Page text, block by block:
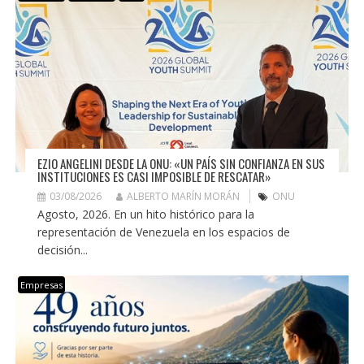
EZIO ANGELINI DESDE LA ONU: «UN PAÍS SIN CONFIANZA EN SUS
INSTITUCIONES ES CASI IMPOSIBLE DE RESCATAR»
03/08/2026 ALBERTO MARÍN MORÁN ONU
Agosto, 2026. En un hito histórico para la
representación de Venezuela en los espacios de
decisión...
Empresas